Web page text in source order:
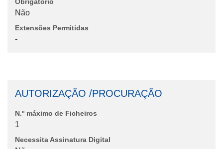
Obrigatório
Não
Extensões Permitidas
-
AUTORIZAÇÃO /PROCURAÇÃO
N.º máximo de Ficheiros
1
Necessita Assinatura Digital